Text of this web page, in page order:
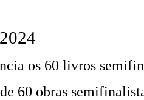
os 60 livros
60 obras